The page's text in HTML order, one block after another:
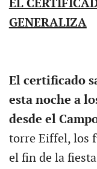
EL
GENERALIZA
El certificado
esta noche a
desde el
torre Eiffel, los
el fin de la